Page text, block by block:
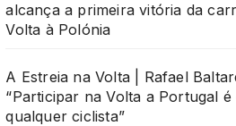
alcança a primeira vitória da
Volta à Polónia
A Estreia na Volta | Rafael
“Participar na Volta a Portugal
qualquer ciclista”